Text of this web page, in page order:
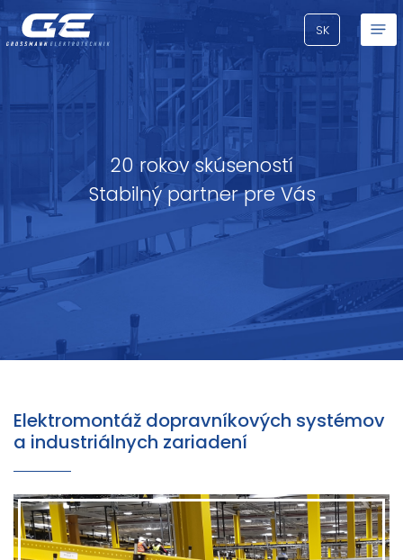
SK
20 rokov skúseností
Stabilný partner pre Vás
Elektromontáž dopravníkových systémov
a industriálnych zariadení